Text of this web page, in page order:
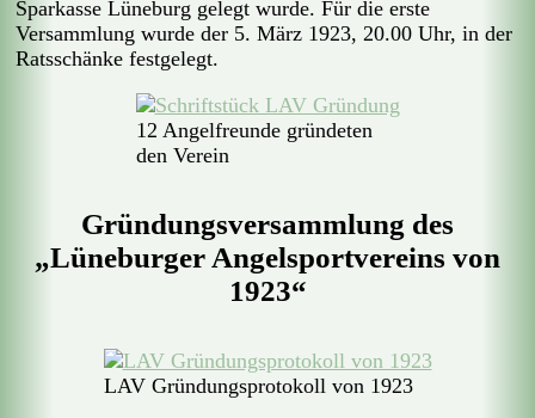
Sparkasse Lüneburg gelegt wurde. Für die erste
Versammlung wurde der 5. März 1923, 20.00 Uhr, in der
Ratsschänke festgelegt.
12 Angelfreunde gründeten
den Verein
Gründungsversammlung des
„Lüneburger Angelsportvereins von
1923“
LAV Gründungsprotokoll von 1923